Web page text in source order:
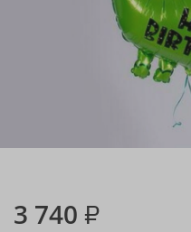
3 740 ₽